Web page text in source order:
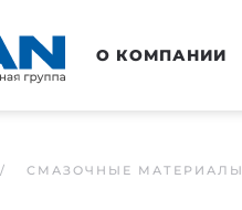
О КОМПАНИИ
СМАЗОЧНЫЕ МАТЕРИАЛЫ